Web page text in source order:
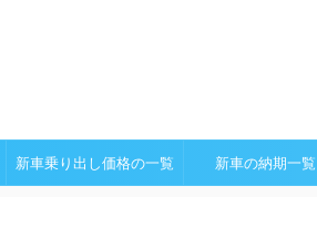
新車乗り出し価格の一覧 新車の納期一覧